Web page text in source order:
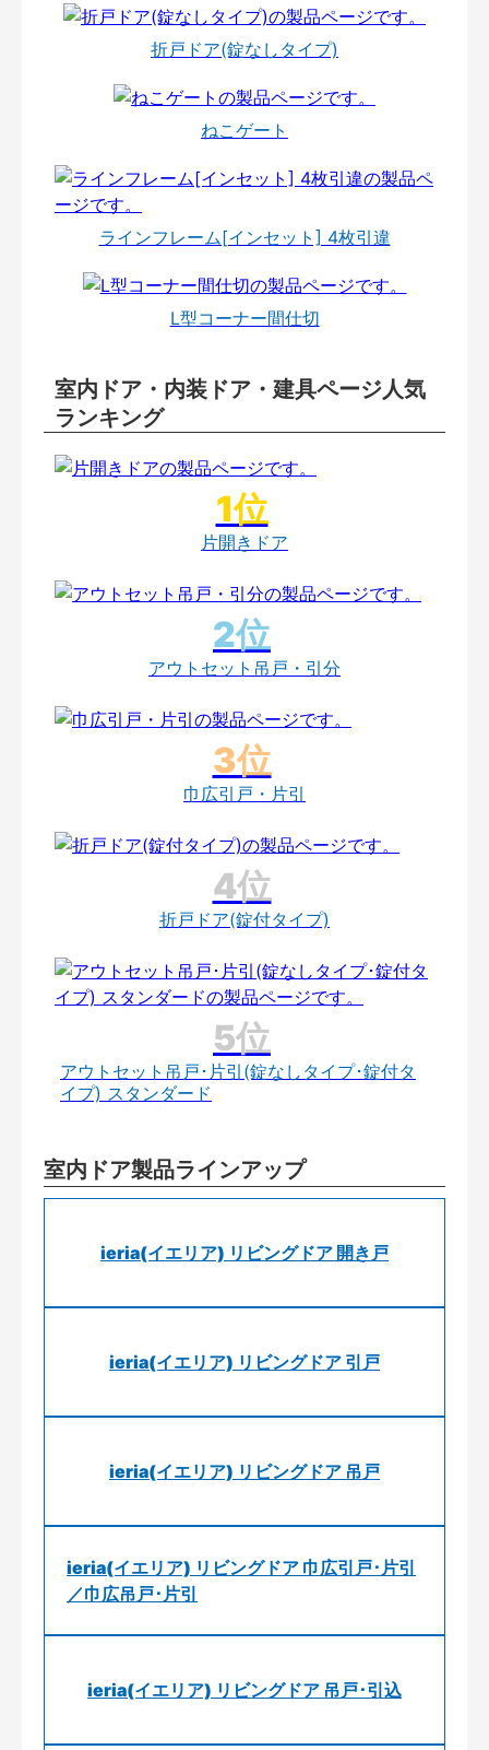
折戸ドア(錠なしタイプ)
ねこゲート
ラインフレーム[インセット] 4枚引違
L型コーナー間仕切
室内ドア・内装ドア・建具ページ人気
ランキング
片開きドア
アウトセット吊戸・引分
巾広引戸・片引
折戸ドア(錠付タイプ)
アウトセット吊戸･片引(錠なしタイプ･錠付タ
イプ) スタンダード
室内ドア製品ラインアップ
ieria(イエリア) リビングドア 開き戸
ieria(イエリア) リビングドア 引戸
ieria(イエリア) リビングドア 吊戸
ieria(イエリア) リビングドア 巾広引戸･片引
／巾広吊戸･片引
ieria(イエリア) リビングドア 吊戸･引込